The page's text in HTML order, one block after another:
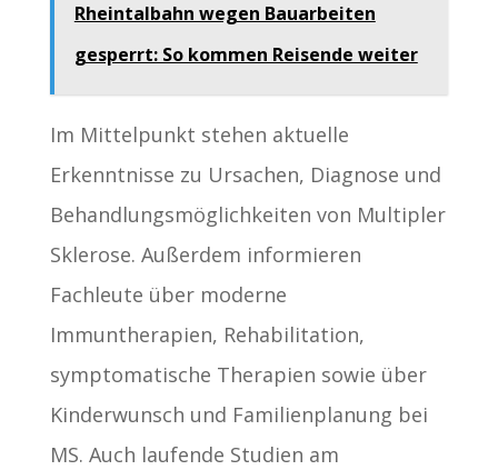
Rheintalbahn wegen Bauarbeiten
gesperrt: So kommen Reisende weiter
Im Mittelpunkt stehen aktuelle
Erkenntnisse zu Ursachen, Diagnose und
Behandlungsmöglichkeiten von Multipler
Sklerose. Außerdem informieren
Fachleute über moderne
Immuntherapien, Rehabilitation,
symptomatische Therapien sowie über
Kinderwunsch und Familienplanung bei
MS. Auch laufende Studien am